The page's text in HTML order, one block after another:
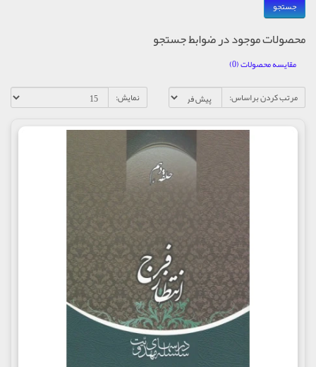
محصولات موجود در ضوابط جستجو
مقایسه محصولات (0)
مرتب کردن براساس:
نمایش: